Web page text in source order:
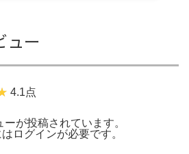
ュー
4.1点
が投稿されています。
ログインが必要です。